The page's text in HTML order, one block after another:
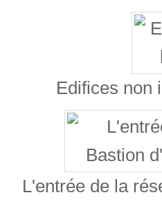
Edifices non
L'entrée de la